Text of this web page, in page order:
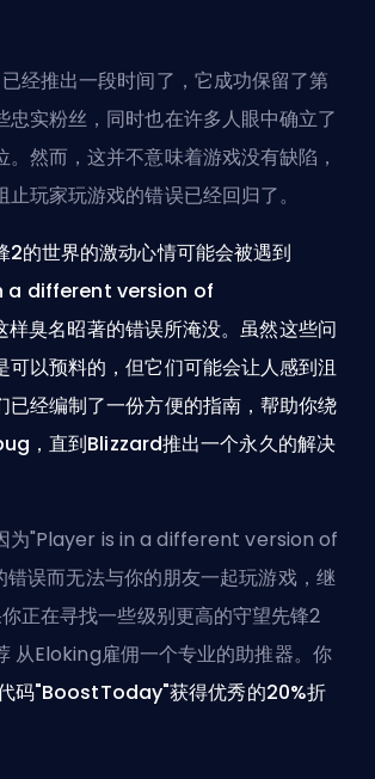
已经推出一段时间了，它成功保留了第
忠实粉丝，同时也在许多人眼中确立了
。然而，这并不意味着游戏没有缺陷，
玩家玩游戏的错误已经回归了。
2的世界的激动心情可能会被遇到
a different version of
臭名昭著的错误所淹没。虽然这些问
可以预料的，但它们可能会让人感到沮
已经编制了一份方便的指南，帮助你绕
，直到Blizzard推出一个永久的解决
为"Player is in a different version of
误而无法与你的朋友一起玩游戏，继
正在寻找一些级别更高的守望先锋2
从Eloking雇佣一个专业的助推器。你
码"BoostToday"获得优秀的20%折